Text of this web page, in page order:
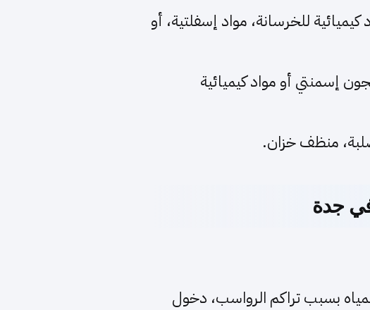
كيميائية للخرسانة، مواد إسفلتية، أو
إسمنتي أو مواد كيميائية
منظف خزان.
في جدة
بسبب تراكم الرواسب، دخول